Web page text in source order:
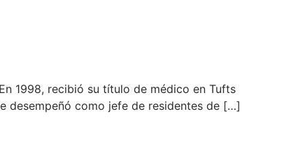
1998, recibió su título de médico en Tufts
desempeñó como jefe de residentes de […]